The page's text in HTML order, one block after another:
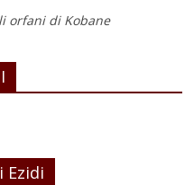
orfani di Kobane
Ezidi